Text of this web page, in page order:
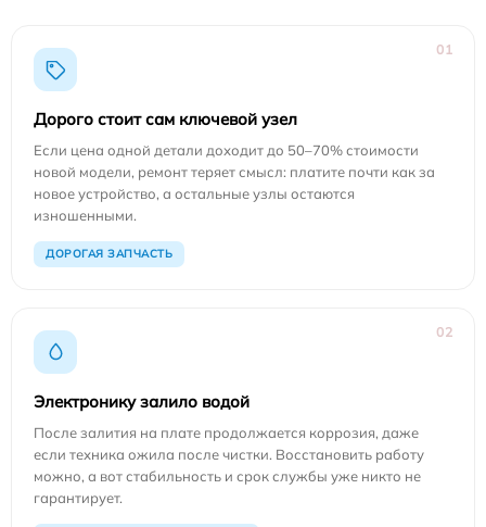
01
Дорого стоит сам ключевой узел
Если цена одной детали доходит до 50–70% стоимости
новой модели, ремонт теряет смысл: платите почти как за
новое устройство, а остальные узлы остаются
изношенными.
ДОРОГАЯ ЗАПЧАСТЬ
02
Электронику залило водой
После залития на плате продолжается коррозия, даже
если техника ожила после чистки. Восстановить работу
можно, а вот стабильность и срок службы уже никто не
гарантирует.